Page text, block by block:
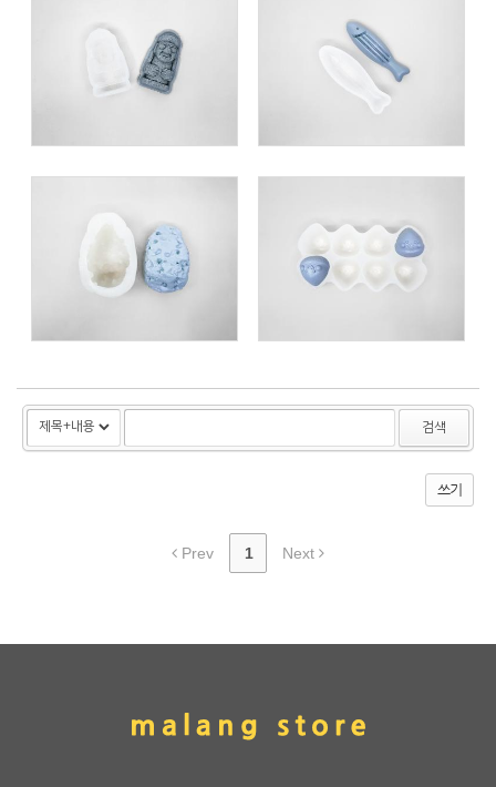
카페뵤뵤_돌하르방 베
이킹 몰드 제작
브레드메밀_물고기및
마늘모양 베이킹 몰드
제작
카페 오우가_현무암
모양 대형 무스케이크
몰드 제작
공주보늬밤참카페_알
밤 캐릭터 양갱 8구 몰
검색
쓰기
Prev 1 Next